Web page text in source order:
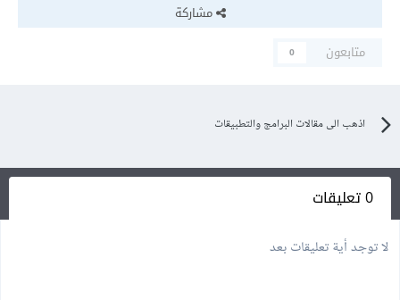
مشاركة
متابعون
0
اذهب الى مقالات البرامج والتطبيقات
0 تعليقات
لا توجد أية تعليقات بعد